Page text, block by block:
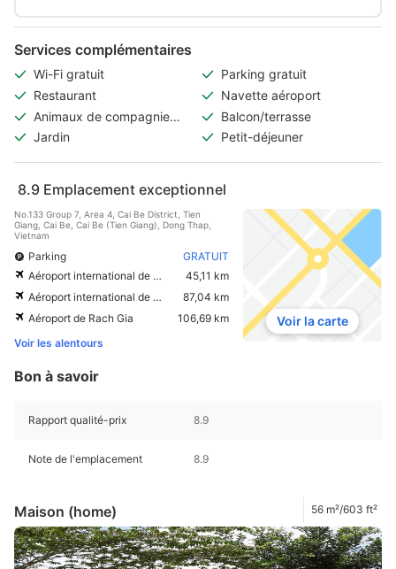
Services complémentaires
Wi-Fi gratuit
Parking gratuit
Restaurant
Navette aéroport
Animaux de compagnie
acceptés
Balcon/terrasse
Jardin
Petit-déjeuner
8.9 Emplacement exceptionnel
No.133 Group 7, Area 4, Cai Be District, Tien
Giang, Cai Be, Cai Be (Tien Giang), Dong Thap,
Vietnam
Parking
GRATUIT
Aéroport international de Can Tho
45,11 km
Aéroport international de Tan Son Nhat
87,04 km
Aéroport de Rach Gia
106,69 km
Voir les alentours
Voir la carte
Bon à savoir
Rapport qualité-prix 8.9
Note de l'emplacement 8.9
Maison (home) 56 m²/603 ft²